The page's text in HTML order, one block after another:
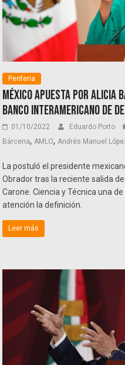
Periferia
México apuesta por Alicia
Banco Interamericano de
01/10/2022 Eduardo Porto
Bárcena, AMLO, Andrés Manuel
La postuló el presidente
Obrador tras la reciente salida
Carone. Ciencia y Técnica una
atención la definición.
Leer más